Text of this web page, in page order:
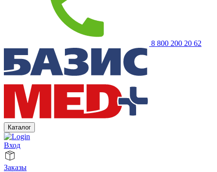
8 800 200 20 62
Каталог
Вход
Заказы